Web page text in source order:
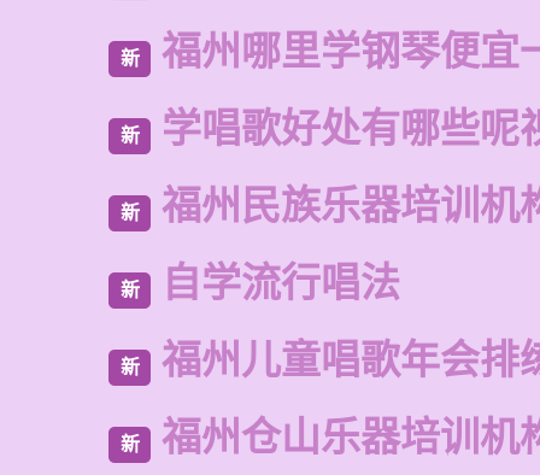
新 福州哪里学钢琴便宜
新 学唱歌好处有哪些呢
新 福州民族乐器培训机
新 自学流行唱法
新 福州儿童唱歌年会排
新 福州仓山乐器培训机